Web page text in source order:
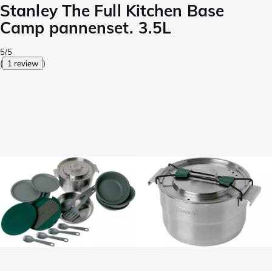
Stanley The Full Kitchen Base
Camp pannenset. 3.5L
5/5
( 1 review )